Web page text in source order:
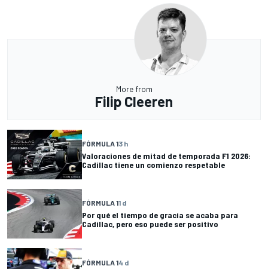
More from
Filip Cleeren
FÓRMULA 13 h
Valoraciones de mitad de temporada F1 2026:
Cadillac tiene un comienzo respetable
FÓRMULA 11 d
Por qué el tiempo de gracia se acaba para
Cadillac, pero eso puede ser positivo
FÓRMULA 14 d